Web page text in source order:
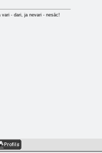
vari - dari, ja nevari - nesāc!